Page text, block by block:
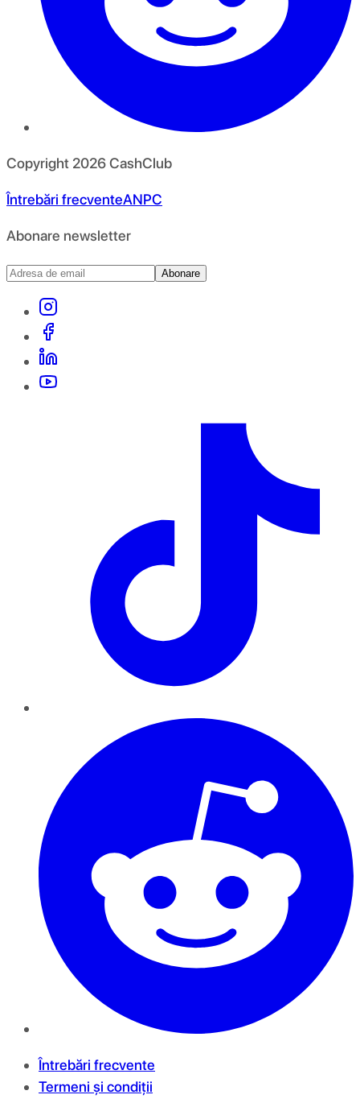
Copyright 2026CashClub
Întrebări frecventeANPC
Abonare newsletter
Abonare
Întrebări frecvente
Termeni și condiții